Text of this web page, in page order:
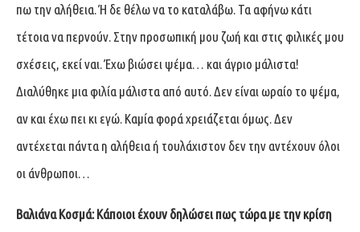
πω την αλήθεια. Ή δε θέλω να το καταλάβω. Τα αφήνω κάτι
τέτοια να περνούν. Στην προσωπική μου ζωή και στις φιλικές μου
σχέσεις, εκεί ναι. Έχω βιώσει ψέμα… και άγριο μάλιστα!
Διαλύθηκε μια φιλία μάλιστα από αυτό. Δεν είναι ωραίο το ψέμα,
αν και έχω πει κι εγώ. Καμία φορά χρειάζεται όμως. Δεν
αντέχεται πάντα η αλήθεια ή τουλάχιστον δεν την αντέχουν όλοι
οι άνθρωποι…
Βαλιάνα Κοσμά: Κάποιοι έχουν δηλώσει πως τώρα με την κρίση